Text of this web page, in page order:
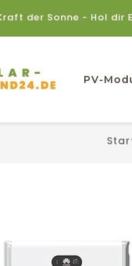
der Sonne - Hol dir
PV-